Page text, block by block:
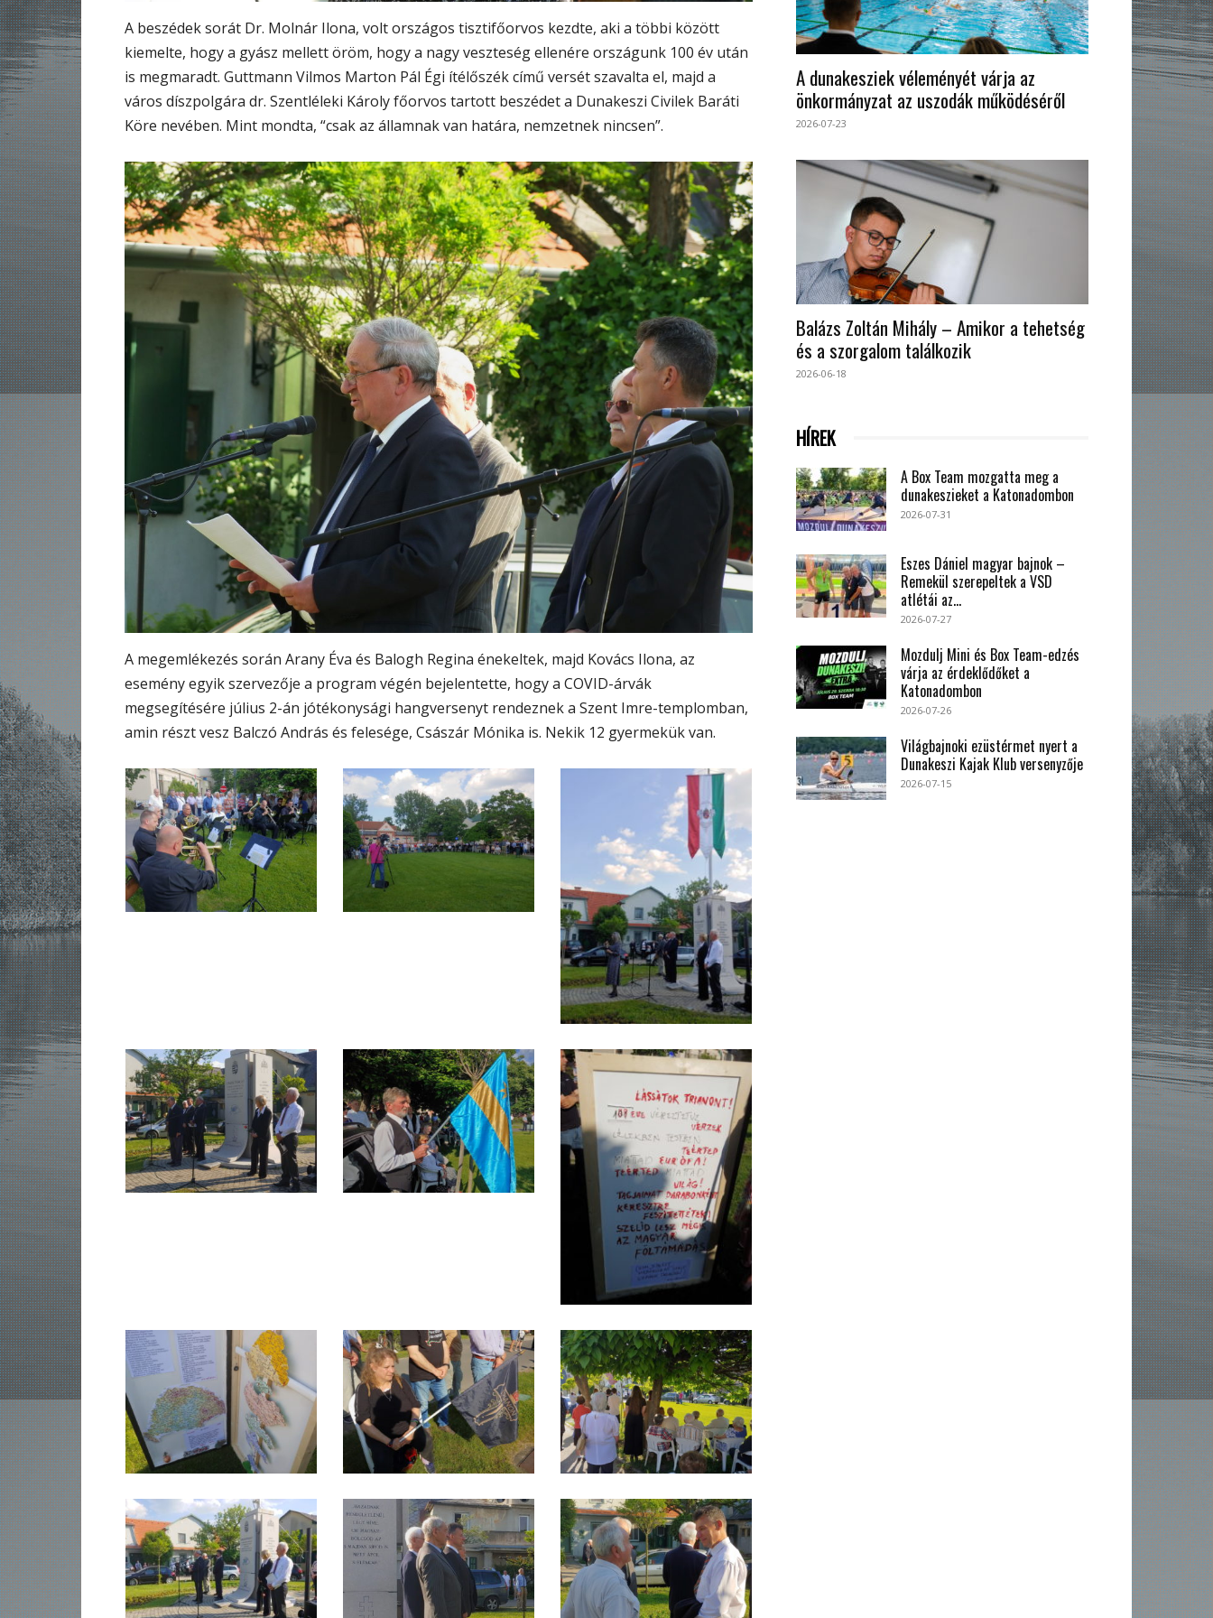
A beszédek sorát Dr. Molnár Ilona, volt országos tisztifőorvos kezdte, aki a többi között
kiemelte, hogy a gyász mellett öröm, hogy a nagy veszteség ellenére országunk 100 év után
is megmaradt. Guttmann Vilmos Marton Pál Égi ítélőszék című versét szavalta el, majd a
város díszpolgára dr. Szentléleki Károly főorvos tartott beszédet a Dunakeszi Civilek Baráti
Köre nevében. Mint mondta, “csak az államnak van határa, nemzetnek nincsen”.
A megemlékezés során Arany Éva és Balogh Regina énekeltek, majd Kovács Ilona, az
esemény egyik szervezője a program végén bejelentette, hogy a COVID-árvák
megsegítésére július 2-án jótékonysági hangversenyt rendeznek a Szent Imre-templomban,
amin részt vesz Balczó András és felesége, Császár Mónika is. Nekik 12 gyermekük van.
A dunakesziek véleményét várja az
önkormányzat az uszodák működéséről
2026-07-23
Balázs Zoltán Mihály – Amikor a tehetség
és a szorgalom találkozik
2026-06-18
HÍREK
A Box Team mozgatta meg a
dunakeszieket a Katonadombon
2026-07-31
Eszes Dániel magyar bajnok –
Remekül szerepeltek a VSD
atlétái az...
2026-07-27
Mozdulj Mini és Box Team-edzés
várja az érdeklődőket a
Katonadombon
2026-07-26
Világbajnoki ezüstérmet nyert a
Dunakeszi Kajak Klub versenyzője
2026-07-15